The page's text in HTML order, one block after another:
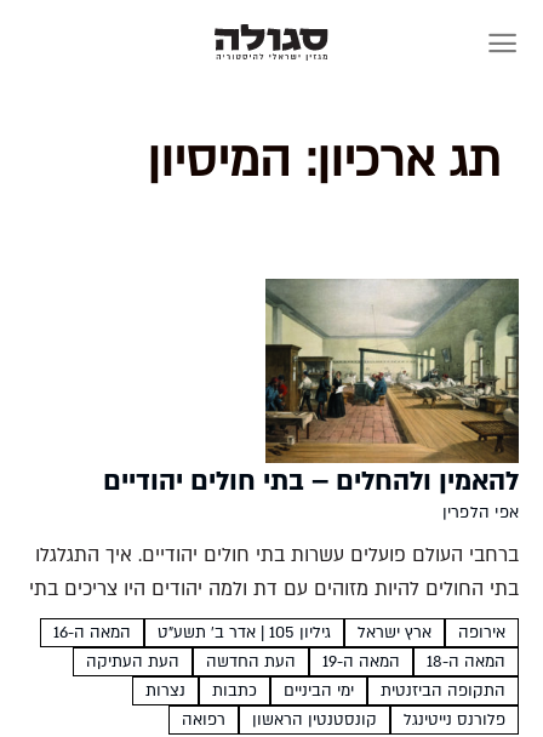
תג ארכיון: המיסיון
להאמין ולהחלים – בתי חולים יהודיים
אפי הלפרין
ברחבי העולם פועלים עשרות בתי חולים יהודיים. איך התגלגלו
בתי החולים להיות מזוהים עם דת ולמה יהודים היו צריכים בתי
חולים נפרדים? אפי הלפרין בית החולים המודרני הוא מוסד
מקצועי מורכב ומאורגן שעובדים בו אלפי...
אירופה ארץ ישראל גיליון 105 | אדר ב׳ תשע"ט
המאה ה-16
המאה ה-18
המאה ה-19 העת החדשה
העת העתיקה
התקופה הביזנטית
ימי הביניים כתבות
נצרות
פלורנס נייטינגל
קונסטנטין הראשון רפואה